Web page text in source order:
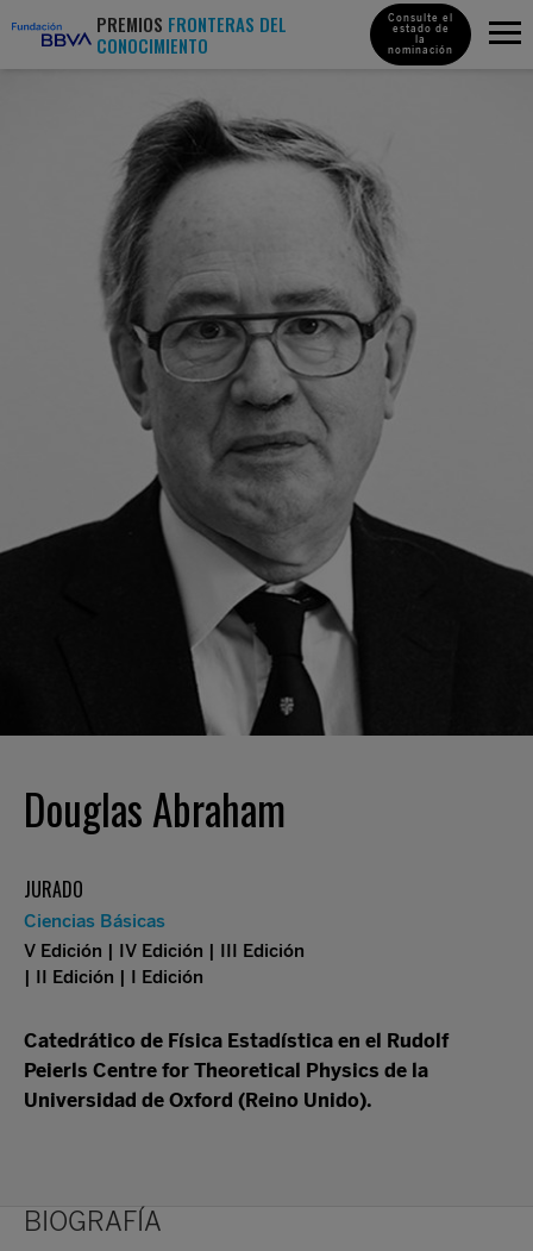
PREMIOS FRONTERAS DEL
CONOCIMIENTO
Consulte el
estado de
la
nominación
Douglas Abraham
JURADO
Ciencias Básicas
V Edición | IV Edición | III Edición
| II Edición | I Edición
Catedrático de Física Estadística en el Rudolf
Peierls Centre for Theoretical Physics de la
Universidad de Oxford (Reino Unido).
BIOGRAFÍA